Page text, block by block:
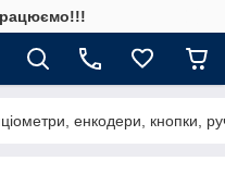
енкодери, кнопки,